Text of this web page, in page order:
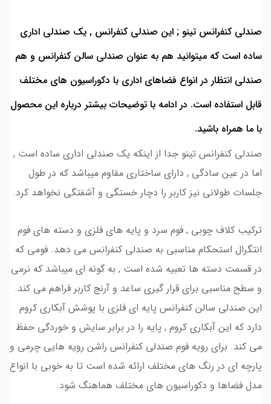
صندلی کنفرانس تینو ; این صندلی کنفرانس , یک صندلی اداری
ساده است که میتوانید هم به عنوان صندلی سالن کنفرانس و هم
صندلی انتظار در انواع فضاهای اداری با دکوراسیون های مختلف
قابل استفاده است. در ادامه با توضیحات بیشتر درباره این محصول
با ما همراه باشید.
صندلی کنفرانس تینو جدا از اینکه یک صندلی اداری ساده است ,
اما در عین سادگی , دارای ساختاری مقاوم میباشد که در طول
جلسات طولانی نیز کاربر را دچار خستگی و آشفتگی نخواهد کرد.
ترکیب کلاف چوبی , فوم سرد و پایه های فلزی و دسته های فوم
انتگرال استحکام مناسبی به صندلی کنفرانس می دهد. فومی که
در قسمت دسته ها تعبیه شده است , به گونه ای میباشد که نرمی
و سطح مناسبی برای قرار گیری ساعد و آرنج کاربر فراهم می کند.
این صندلی سالن کنفرانس پایه ای فلزی با پوشش آبکاری کروم
دارد که این آبکاری کروم , پایه را در برابر سایش و خوردگی حفظ
می کند. برای رویه فوم صندلی کنفرانس راشن رویه هایی چرمی و
پارچه ای در رنگ های مختلف ارائه شده است تا به خوبی با انواع
مدل فضاها و دکوراسیون های مختلف هماهنگ شود.